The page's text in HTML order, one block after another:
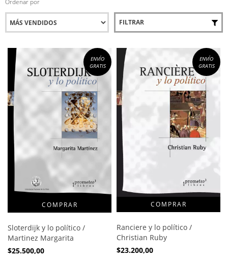
Ordenar por
FILTRAR
ENVÍO
GRATIS
Sloterdijk y lo político /
Martinez Margarita
$25.500,00
ENVÍO
GRATIS
Ranciere y lo político /
Christian Ruby
$23.200,00